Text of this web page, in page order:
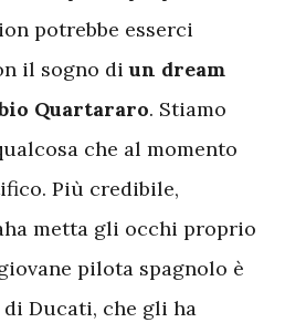
potrebbe esserci
il sogno diun dream
Quartararo. Stiamo
che al momento
Più credibile,
metta gli occhi proprio
pilota spagnolo è
Ducati, che gli ha